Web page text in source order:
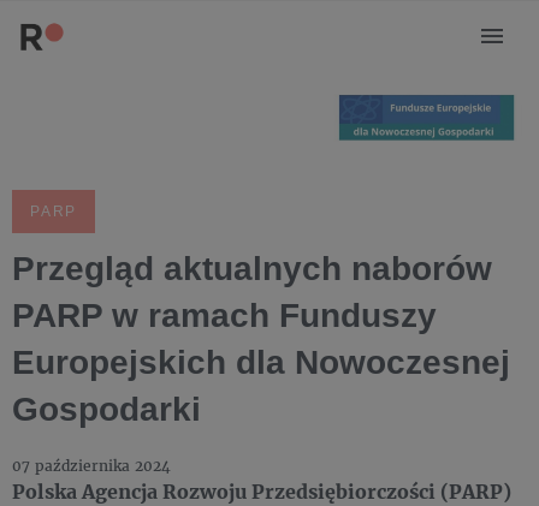
PARP
Przegląd aktualnych naborów
PARP w ramach Funduszy
Europejskich dla Nowoczesnej
Gospodarki
07 października 2024
Polska Agencja Rozwoju Przedsiębiorczości (PARP)